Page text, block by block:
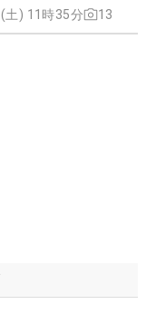
土) 11時35分 13